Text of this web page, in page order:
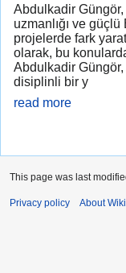
Abdulkadir
uzmanlığı ve
projelerde fark
olarak, bu
Abdulkadir
disiplinli bir y
read more
This page was last
Privacy policy About Wiki